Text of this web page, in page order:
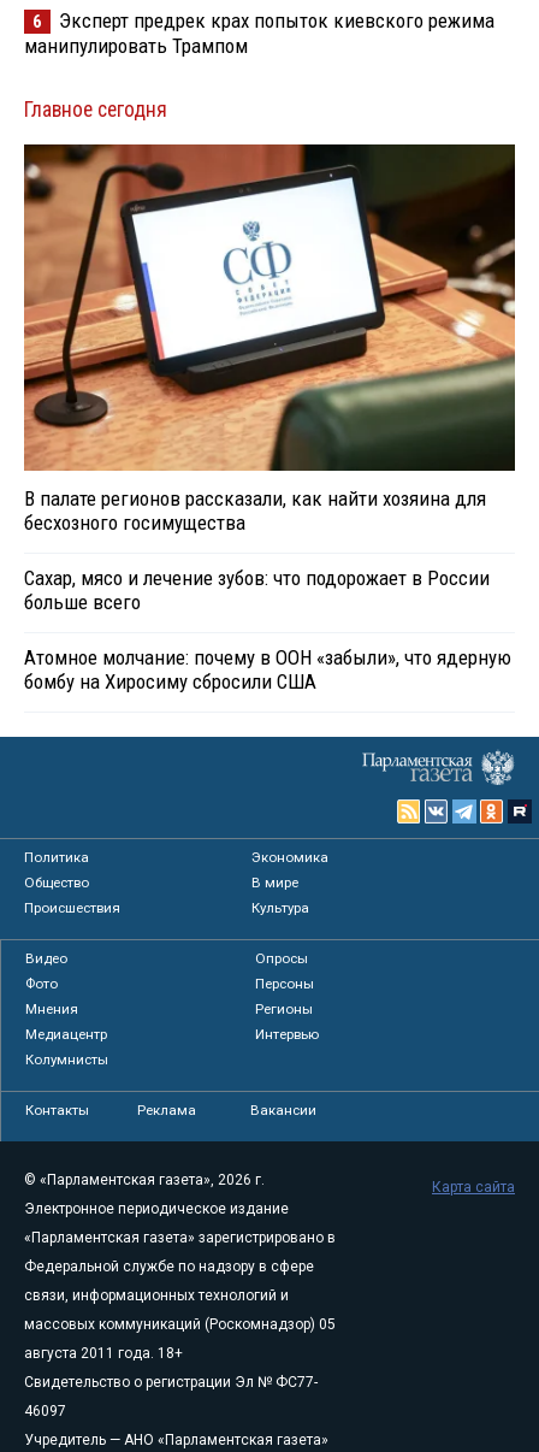
6
Эксперт предрек крах попыток киевского режима
манипулировать Трампом
Главное сегодня
В палате регионов рассказали, как найти хозяина для
бесхозного госимущества
Сахар, мясо и лечение зубов: что подорожает в России
больше всего
Атомное молчание: почему в ООН «забыли», что ядерную
бомбу на Хиросиму сбросили США
Политика
Экономика
Общество
В мире
Происшествия
Культура
Видео
Опросы
Фото
Персоны
Мнения
Регионы
Медиацентр
Интервью
Колумнисты
Контакты Реклама Вакансии
© «Парламентская газета», 2026 г.
Электронное периодическое издание
«Парламентская газета» зарегистрировано в
Федеральной службе по надзору в сфере
связи, информационных технологий и
массовых коммуникаций (Роскомнадзор) 05
августа 2011 года. 18+
Свидетельство о регистрации Эл № ФС77-
46097
Учредитель — АНО «Парламентская газета»
Карта сайта